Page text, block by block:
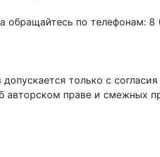
по телефонам:
только с
авторском праве и смежных